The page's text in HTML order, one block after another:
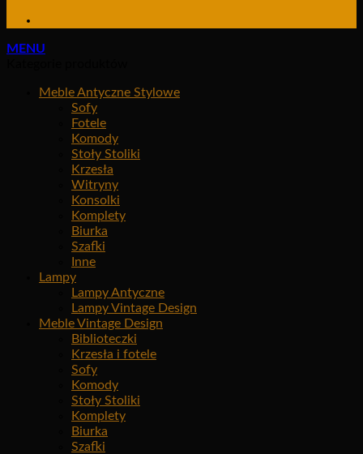
MENU
Meble Antyczne Stylowe
Sofy
Fotele
Komody
Stoły Stoliki
Krzesła
Witryny
Konsolki
Komplety
Biurka
Szafki
Inne
Lampy
Lampy Antyczne
Lampy Vintage Design
Meble Vintage Design
Biblioteczki
Krzesła i fotele
Sofy
Komody
Stoły Stoliki
Komplety
Biurka
Szafki